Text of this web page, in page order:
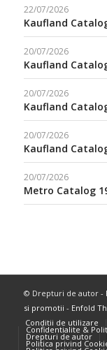
22/07/2026
Kaufland
20/07/2026
Kaufland
20/07/2026
Kaufland
20/07/2026
Kaufland
20/07/2026
Metro Catalog
© Drepturi de autor -
si promotii - Enfold
Conditii de utilizare
Confidentialite &
Drepturi de autor
Politica privind